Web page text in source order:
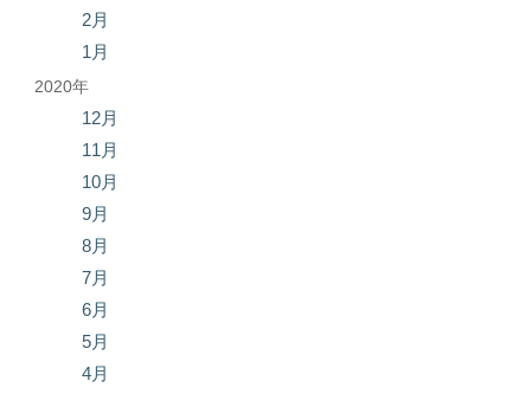
2月
1月
2020年
12月
11月
10月
9月
8月
7月
6月
5月
4月